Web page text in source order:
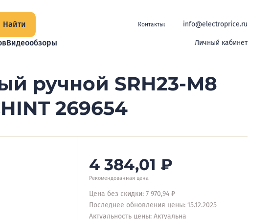
Найти Контакты: info@electroprice.ru
Видеообзоры Личный кабинет
ручной SRH23-M8
269654
4 384,01 ₽
Рекомендованная цена
Цена без скидки: 7 970,94 ₽
Последнее обновления цены: 15.12.2025
Актуальность цены: Актуальна